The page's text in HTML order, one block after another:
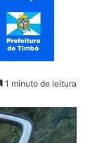
1 minuto de leitura